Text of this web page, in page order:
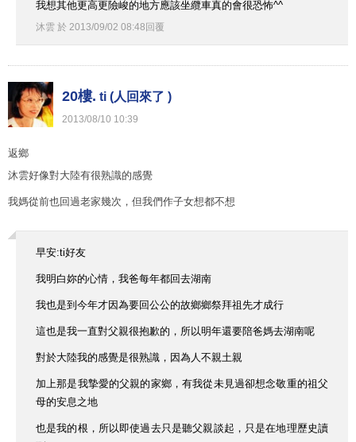
我想其他更高更險峻的地方應該坐纜車真的會很恐怖^^
沐雲 於 2013/09/02 08:48 回覆
20樓. ti (人回來了 )
2013/08/10 10:39
返鄉
沐雲好像對大陸有很熟識的感覺
我媽從前也回過老家幾次，但我們作子女想都不想
早安:ti好友
我明白妳的心情，我爸每年都回去湖南
我也是到今年才因為要回公公的故鄉鄉祭拜祖先才成行
這也是我一直對父親很抱歉的，所以明年還要陪爸媽去湖南呢
對於大陸我的感覺是很熟識，因為人不親土親
加上那是我摯愛的父親的家鄉，有我從未見過卻想念敬重的祖父
母的安息之地
也是我的根，所以即使過去只是聽父親談起，只是在地理歷史讀